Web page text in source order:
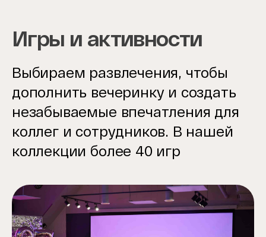
Игры и активности
Выбираем развлечения, чтобы
дополнить вечеринку и создать
незабываемые впечатления для
коллег и сотрудников. В нашей
коллекции более 40 игр